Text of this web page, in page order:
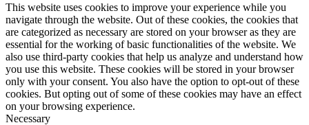
This website uses cookies to improve your experience while you
navigate through the website. Out of these cookies, the cookies that
are categorized as necessary are stored on your browser as they are
essential for the working of basic functionalities of the website. We
also use third-party cookies that help us analyze and understand how
you use this website. These cookies will be stored in your browser
only with your consent. You also have the option to opt-out of these
cookies. But opting out of some of these cookies may have an effect
on your browsing experience.
Necessary